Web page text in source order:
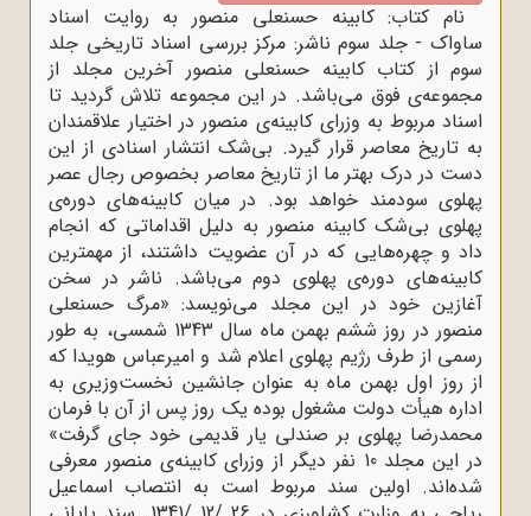
نام کتاب: کابینه حسنعلی منصور به روایت اسناد
ساواک - جلد سوم ناشر: مرکز بررسی اسناد تاریخی جلد
سوم از کتاب کابینه حسنعلی منصور آخرین مجلد از
مجموعه‌ی فوق می‌باشد. در این مجموعه تلاش گردید تا
اسناد مربوط به وزرای کابینه‌ی منصور در اختیار علاقمندان
به تاریخ معاصر قرار گیرد. بی‌شک انتشار اسنادی از این
دست در درک بهتر ما از تاریخ معاصر بخصوص رجال عصر
پهلوی سودمند خواهد بود. در میان کابینه‌های دوره‌ی
پهلوی بی‌شک کابینه منصور به دلیل اقداماتی که انجام
داد و چهره‌هایی که در آن عضویت داشتند، از مهمترین
کابینه‌های دوره‌ی پهلوی دوم می‌باشد. ناشر در سخن
آغازین خود در این مجلد می‌نویسد: «مرگ حسنعلی
منصور در روز ششم بهمن ماه سال 1343 شمسی، به طور
رسمی از طرف رژیم پهلوی اعلام شد و امیرعباس هویدا که
از روز اول بهمن ماه به عنوان جانشین نخست‌وزیری به
اداره هیأت دولت مشغول بوده یک روز پس از آن با فرمان
محمدرضا پهلوی بر صندلی یار قدیمی خود جای گرفت»
در این مجلد 10 نفر دیگر از وزرای کابینه‌ی منصور معرفی
شده‌اند. اولین سند مربوط است به انتصاب اسماعیل